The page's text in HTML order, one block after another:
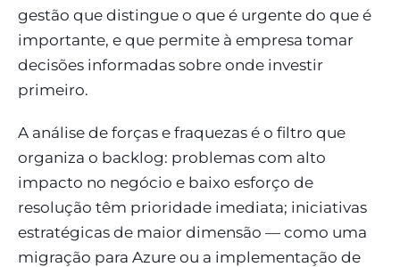
gestão que distingue o que é urgente do que é
importante, e que permite à empresa tomar
decisões informadas sobre onde investir
primeiro.
A análise de forças e fraquezas é o filtro que
organiza o backlog: problemas com alto
impacto no negócio e baixo esforço de
resolução têm prioridade imediata; iniciativas
estratégicas de maior dimensão — como uma
migração para Azure ou a implementação de